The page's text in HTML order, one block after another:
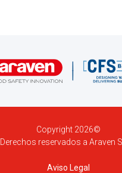
Copyright 2026©
Derechos reservados a Araven
Aviso Legal